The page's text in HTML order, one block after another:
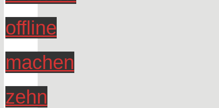
offline
machen
zehn